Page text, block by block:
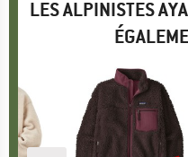
LES ALPINISTES